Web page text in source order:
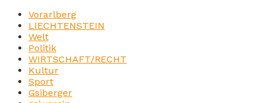
Vorarlberg
LIECHTENSTEIN
Welt
Politik
WIRTSCHAFT/RECHT
Kultur
Sport
Gsiberger